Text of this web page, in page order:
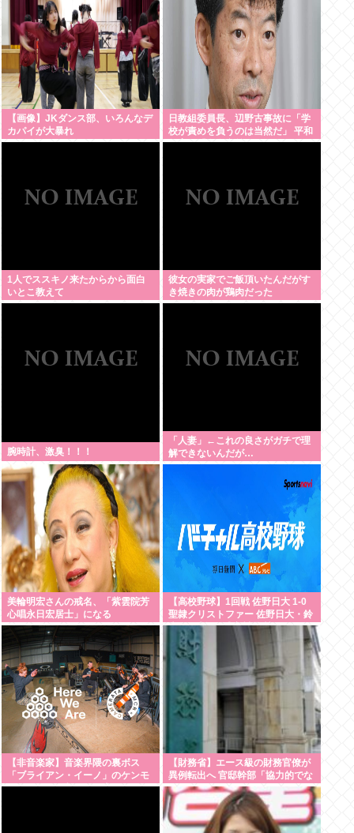
【画像】JKダンス部、いろんなデ
カパイが大暴れ
日教組委員長、辺野古事故に「学
校が責めを負うのは当然だ」 平和
教育は「存在意義」
1人でススキノ来たからから面白
いとこ教えて
彼女の実家でご飯頂いたんだがす
き焼きの肉が鶏肉だった
腕時計、激臭！！！
「人妻」←これの良さがガチで理
解できないんだが…
美輪明宏さんの戒名、「紫雲院芳
心唱永日宏居士」になる
【高校野球】1回戦 佐野日大 1-0
聖隷クリストファー 佐野日大・鈴
木102球無四球完封 聖隷クリスト
ファーはエラーに泣く
【非音楽家】音楽界隈の裏ボス
「ブライアン・イーノ」のケンモ
メンがお気に入りの仕事は何？
【財務省】エース級の財務官僚が
異例転出へ 官邸幹部「協力的でな
かったから」